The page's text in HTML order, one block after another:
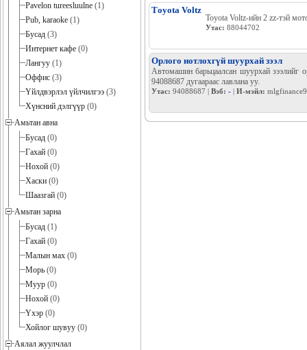
Pavelon tureesluulne (1)
Pub, karaoke (1)
Бусад (3)
Интернет кафе (0)
Лангуу (1)
Оффис (3)
Үйлдвэрлэл үйлчилгээ (3)
Хүнсний дэлгүүр (0)
Амьтан авна
Бусад (0)
Гахай (0)
Нохой (0)
Хаски (0)
Шаазгай (0)
Амьтан зарна
Бусад (1)
Гахай (0)
Малын мах (0)
Морь (0)
Муур (0)
Нохой (0)
Үхэр (0)
Хойлог шувуу (0)
Аялал жуулчлал
Тoyota Voltz
Toyota Voltz-ийн 2 zz-тэй
Утас: 88044702
Орлого нотлохгүй шуурхай зээл
Автомашин барьцаалсан шуурхай зээлийг
94088687 дугаараас лавлана уу.
Утас: 94088687 | Вэб: - | И-мэйл: